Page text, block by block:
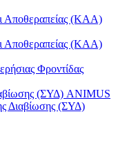
Αποθεραπείας (ΚΑΑ)
Αποθεραπείας (ΚΑΑ)
Φροντίδας
(ΣΥΔ) ANIMUS
Διαβίωσης (ΣΥΔ)